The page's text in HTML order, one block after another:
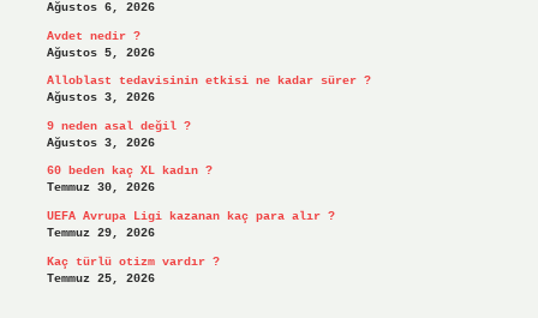
Ağustos 6, 2026
Avdet nedir ?
Ağustos 5, 2026
Alloblast tedavisinin etkisi ne kadar sürer ?
Ağustos 3, 2026
9 neden asal değil ?
Ağustos 3, 2026
60 beden kaç XL kadın ?
Temmuz 30, 2026
UEFA Avrupa Ligi kazanan kaç para alır ?
Temmuz 29, 2026
Kaç türlü otizm vardır ?
Temmuz 25, 2026